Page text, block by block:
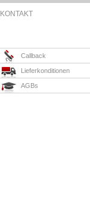
KONTAKT
Callback
Lieferkonditionen
AGBs